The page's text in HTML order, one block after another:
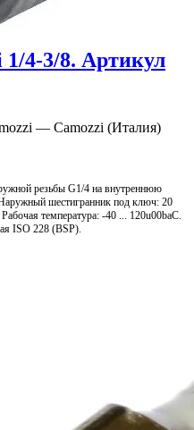
1/4-3/8. Артикул
— Camozzi (Италия)
резьбы G1/4 на внутреннюю
шестигранник под ключ: 20
температура: -40 ... 120u00baС.
ISO 228 (BSP).